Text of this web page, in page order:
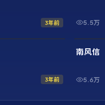
3年前 5.5万
3年前
最新
南风信
5.6万